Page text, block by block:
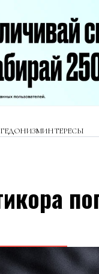
ГЕДОНИЗМИНТЕРЕСЫ